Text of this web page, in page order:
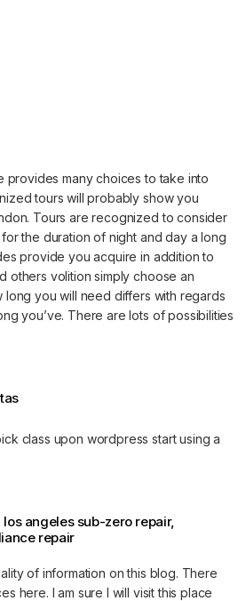
provides many choices to take into
tours will probably show you
Tours are recognized to consider
the duration of night and day a long
provide you acquire in addition to
others volition simply choose an
long you will need differs with regards
you’ve. There are lots of possibilities
class upon wordpress start using a
angeles sub-zero repair,
repair
of information on this blog. There
here. I am sure I will visit this place